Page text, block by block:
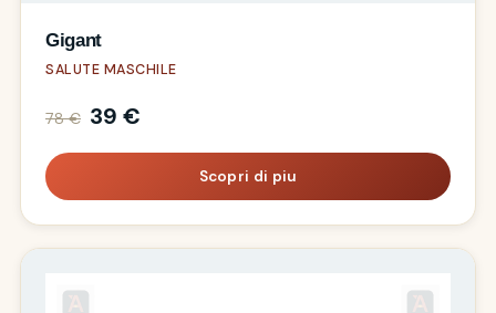
Gigant
SALUTE MASCHILE
78 € 39 €
Scopri di piu